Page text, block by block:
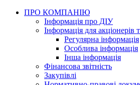
ПРО КОМПАНІЮ
Інформація про ДІУ
Інформація для акціонерів
Регулярна інформація
Особлива інформація
Інша інформація
Фінансова звітність
Закупівлі